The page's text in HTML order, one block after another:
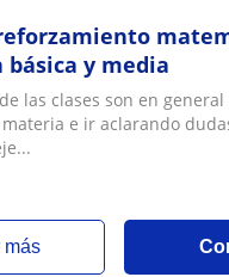
básica y media
las clases son en
e ir aclarando
más